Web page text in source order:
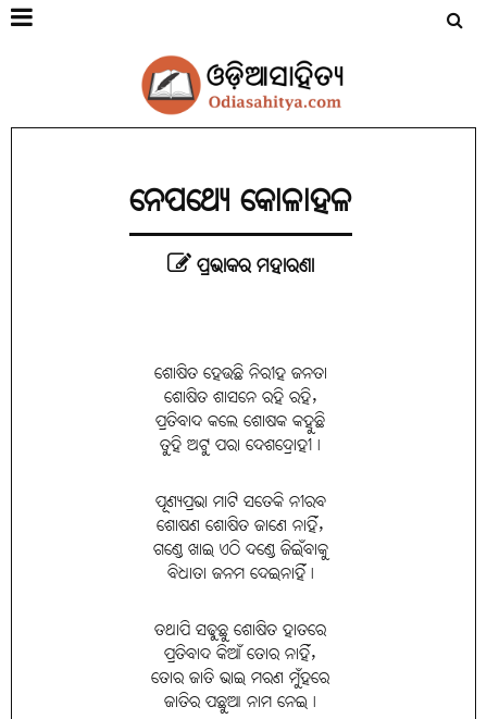
ନେପଥ୍ୟେ କୋଳାହଳ
ପ୍ରଭାକର ମହାରଣା
ଶୋଷିତ ହେଉଛି ନିରୀହ ଜନତା
ଶୋଷିତ ଶାସନେ ରହି ରହି,
ପ୍ରତିବାଦ କଲେ ଶୋଷକ କହୁଛି
ତୁହି ଅଟୁ ପରା ଦେଶଦ୍ରୋହୀ।
ପୂଣ୍ୟପ୍ରଭା ମାଟି ସତେକି ନୀରବ
ଶୋଷଣ ଶୋଷିତ ଜାଣେ ନାହିଁ,
ଗଣ୍ଡେ ଖାଇ ଏଠି ଦଣ୍ଡେ ଜିଇଁବାକୁ
ବିଧାତା ଜନମ ଦେଇନାହିଁ।
ତଥାପି ସଢୁଛୁ ଶୋଷିତ ହାତରେ
ପ୍ରତିବାଦ କିଆଁ ତୋର ନାହିଁ,
ତୋର ଜାତି ଭାଇ ମରଣ ମୁଁହରେ
ଜାତିର ପଛୁଆ ନାମ ନେଇ।